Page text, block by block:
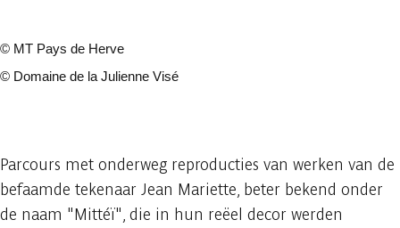
© MT Pays de Herve
© Domaine de la Julienne Visé
Parcours met onderweg reproducties van werken van de
befaamde tekenaar Jean Mariette, beter bekend onder
de naam "Mittéï", die in hun reëel decor werden